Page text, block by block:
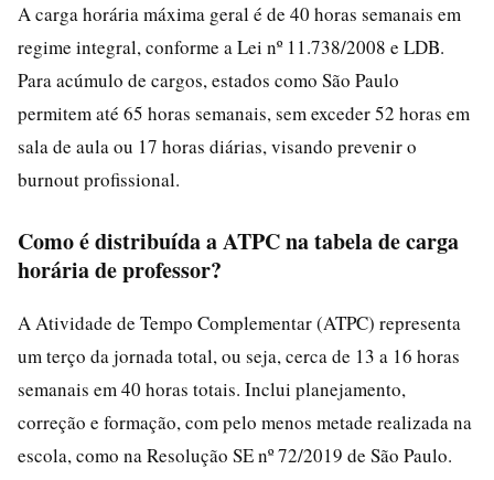
A carga horária máxima geral é de 40 horas semanais em
regime integral, conforme a Lei nº 11.738/2008 e LDB.
Para acúmulo de cargos, estados como São Paulo
permitem até 65 horas semanais, sem exceder 52 horas em
sala de aula ou 17 horas diárias, visando prevenir o
burnout profissional.
Como é distribuída a ATPC na tabela de carga
horária de professor?
A Atividade de Tempo Complementar (ATPC) representa
um terço da jornada total, ou seja, cerca de 13 a 16 horas
semanais em 40 horas totais. Inclui planejamento,
correção e formação, com pelo menos metade realizada na
escola, como na Resolução SE nº 72/2019 de São Paulo.